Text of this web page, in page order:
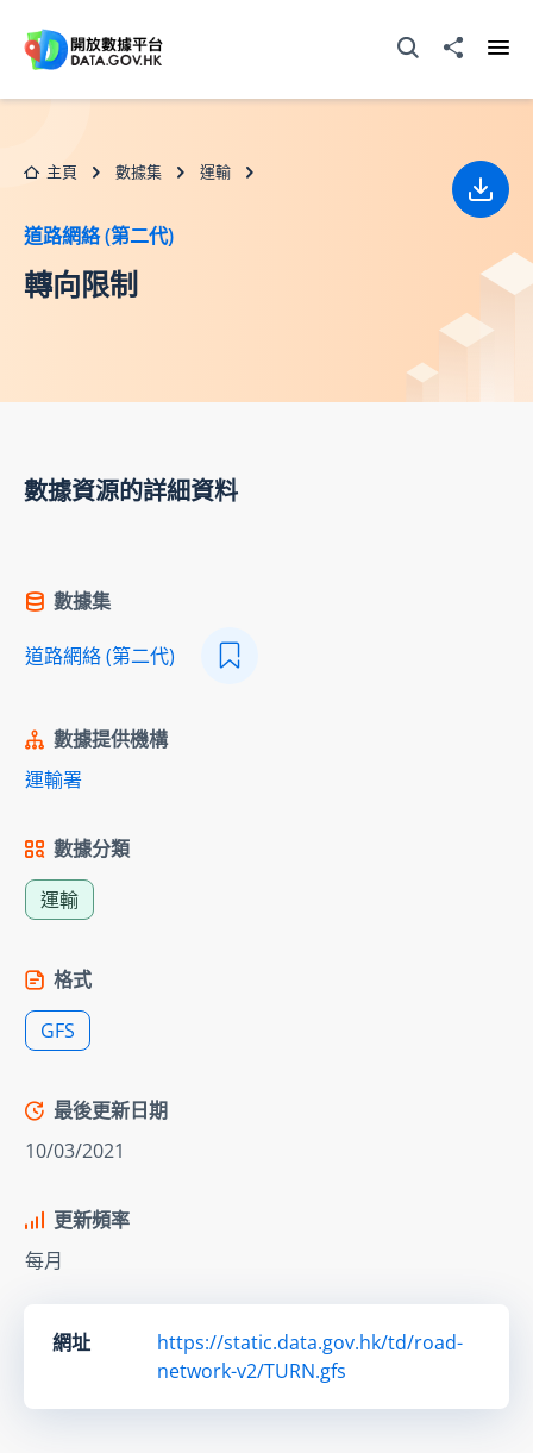
打開搜尋器分享至
主頁 數據集 運輸
道路網絡 (第二代)
轉向限制
下載
數據資源的詳細資料
數據集
道路網絡 (第二代)
數據提供機構
運輸署
數據分類
運輸
格式
GFS
最後更新日期
10/03/2021
更新頻率
每月
網址
https://static.data.gov.hk/td/road-
network-v2/TURN.gfs